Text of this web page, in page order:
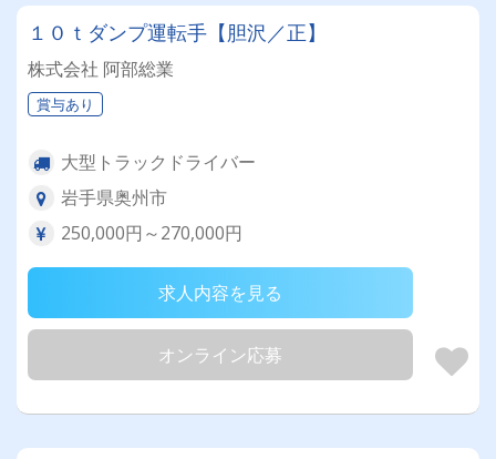
１０ｔダンプ運転手【胆沢／正】
株式会社 阿部総業
賞与あり
大型トラックドライバー
岩手県奥州市
250,000円～270,000円
求人内容を見る
オンライン応募